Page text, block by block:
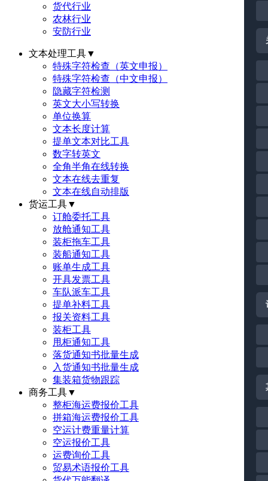
货代行业
农林行业
安防行业
文本处理工具▼
特殊字符检查（英文申报）
特殊字符检查（中文申报）
隐藏字符检测
英文大小写转换
单位换算
文本长度计算
提单文本对比工具
数字转英文
全角半角在线转换
文本在线去重复
文本在线自动排版
货运工具▼
订舱委托工具
放舱通知工具
装柜拖车工具
装船通知工具
账单生成工具
开具发票工具
车队派车工具
提单补料工具
报关资料工具
装柜工具
甩柜通知工具
落货通知书批量生成
入货通知书批量生成
集装箱货物跟踪
商务工具▼
整柜海运费报价工具
拼箱海运费报价工具
空运计费重量计算
空运报价工具
运费询价工具
贸易术语报价工具